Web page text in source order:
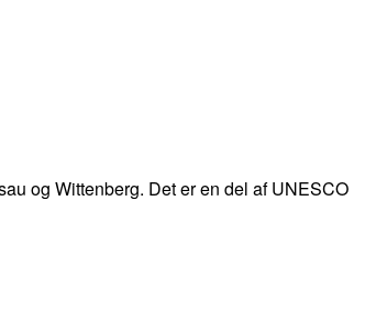
og Wittenberg. Det er en del af UNESCO